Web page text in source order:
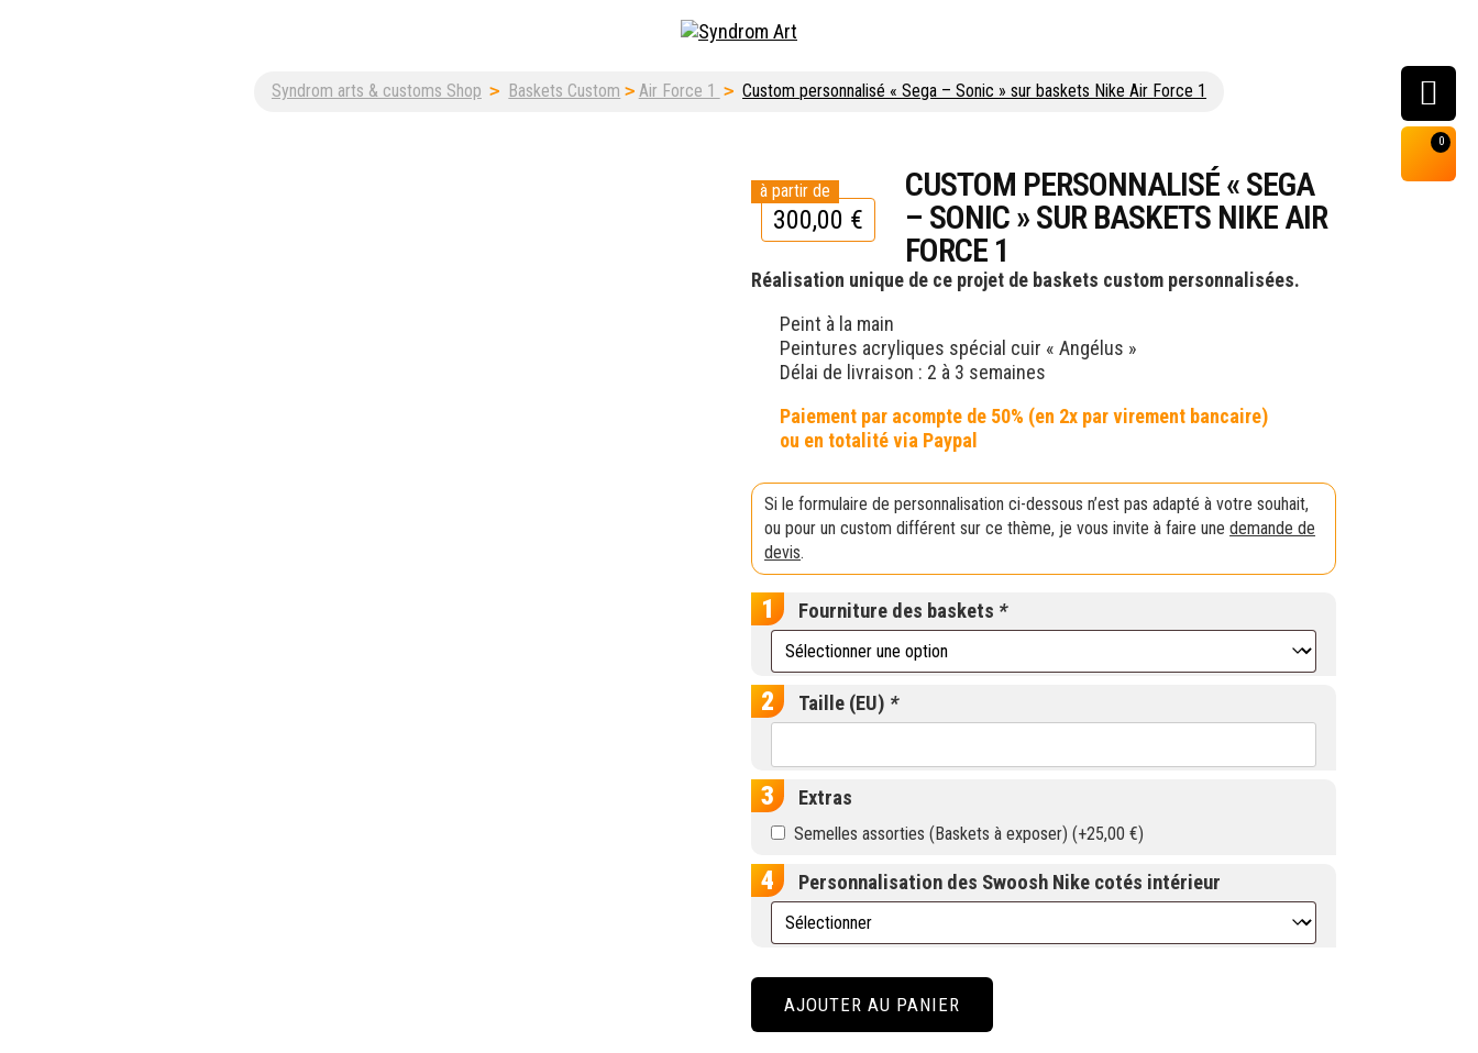
0
Customisation, graffiti & street art shop
Syndrom arts & customs Shop > Baskets Custom > Air Force 1 > Custom personnalisé « Sega – Sonic » sur baskets Nike Air Force 1
CUSTOM PERSONNALISÉ « SEGA
– SONIC » SUR BASKETS NIKE AIR
FORCE 1
300,00 €
Réalisation unique de ce projet de baskets custom personnalisées.
Peint à la main
Peintures acryliques spécial cuir « Angélus »
Délai de livraison : 2 à 3 semaines
Si le formulaire de personnalisation ci-dessous n’est pas adapté à votre souhait,
ou pour un custom différent sur ce thème, je vous invite à faire unedemande de
devis.
Fourniture des baskets *
Taille (EU) *
Extras
Semelles assorties (Baskets à exposer) (+25,00 €)
Personnalisation des Swoosh Nike cotés intérieur
Custom
personnalisé
AJOUTER AU PANIER